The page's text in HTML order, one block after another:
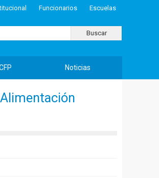
Funcionarios Escuelas
Buscar
Noticias